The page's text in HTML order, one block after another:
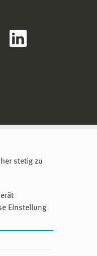
stetig zu
Einstellung